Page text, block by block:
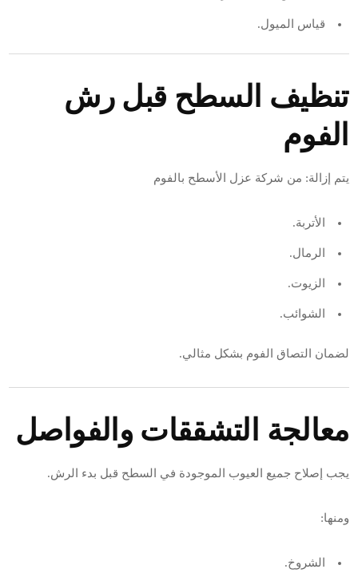
قياس الميول.
تنظيف السطح قبل رش
الفوم
يتم إزالة: من شركة عزل الأسطح بالفوم
الأتربة.
الرمال.
الزيوت.
الشوائب.
لضمان التصاق الفوم بشكل مثالي.
معالجة التشققات والفواصل
يجب إصلاح جميع العيوب الموجودة في السطح قبل بدء الرش.
ومنها:
الشروخ.